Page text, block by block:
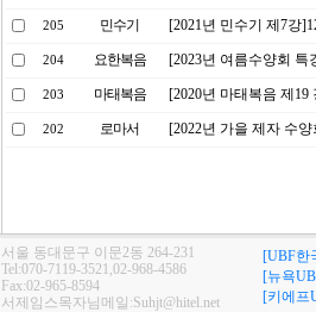
205 민수기 [2021년 민수기 제7강
204 요한복음 [2023년 여름수양회
203 마태복음 [2020년 마태복음 제
202 로마서 [2022년 가을 제자 수
서울 동대문구 이문2동 264-231
Tel:070-7119-3521,02-968-4586
Fax:02-965-8594
서제임스목자님메일:Suhjt@hitel.net
[UBF한
[뉴욕
[키에프